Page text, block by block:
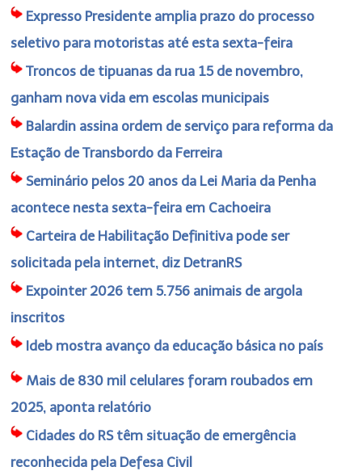
Expresso Presidente amplia prazo do processo
seletivo para motoristas até esta sexta-feira
Troncos de tipuanas da rua 15 de novembro,
ganham nova vida em escolas municipais
Balardin assina ordem de serviço para reforma da
Estação de Transbordo da Ferreira
Seminário pelos 20 anos da Lei Maria da Penha
acontece nesta sexta-feira em Cachoeira
Carteira de Habilitação Definitiva pode ser
solicitada pela internet, diz DetranRS
Expointer 2026 tem 5.756 animais de argola
inscritos
Ideb mostra avanço da educação básica no país
Mais de 830 mil celulares foram roubados em
2025, aponta relatório
Cidades do RS têm situação de emergência
reconhecida pela Defesa Civil